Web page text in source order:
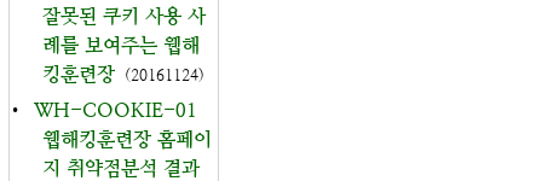
잘못된 쿠키 사용 사
례를 보여주는 웹해
킹훈련장 (20161124)
•
WH-COOKIE-01
웹해킹훈련장 홈페이
지 취약점분석 결과